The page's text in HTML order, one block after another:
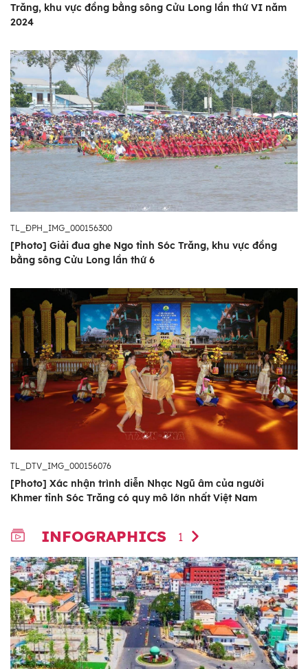
Trăng, khu vực đồng bằng sông Cửu Long lần thứ VI năm
2024
TL_ĐPH_IMG_000156300
[Photo] Giải đua ghe Ngo tỉnh Sóc Trăng, khu vực đồng
bằng sông Cửu Long lần thứ 6
TL_DTV_IMG_000156076
[Photo] Xác nhận trình diễn Nhạc Ngũ âm của người
Khmer tỉnh Sóc Trăng có quy mô lớn nhất Việt Nam
INFOGRAPHICS 1